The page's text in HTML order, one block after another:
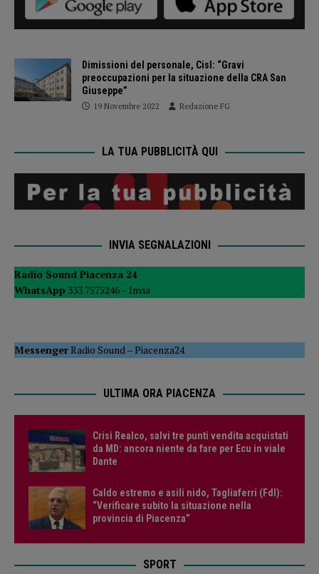
Dimissioni del personale, Cisl: “Gravi
preoccupazioni per la situazione della CRA San
Giuseppe”
19 Novembre 2022 Redazione FG
LA TUA PUBBLICITÀ QUI
INVIA SEGNALAZIONI
Radio Sound Piacenza 24
WhatsApp 333 7575246 – Invia
MessengerRadio Sound –Piacenza24
ULTIMA ORA PIACENZA
Crisi Realco, salvi tre punti vendita acquistati
da MD: ancora niente da fare per Ecu in viale
Dante
Caldo estremo e asili nido, Tagliaferri (FdI):
“Verificare subito la situazione nella
provincia di Piacenza”
SPORT